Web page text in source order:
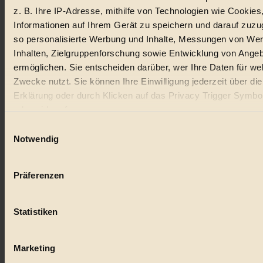
z. B. Ihre IP-Adresse, mithilfe von Technologien wie
Informationen auf Ihrem Gerät zu speichern und darauf
so personalisierte Werbung und Inhalte, Messungen von
Inhalten, Zielgruppenforschung sowie Entwicklung von
ermöglichen. Sie entscheiden darüber, wer Ihre Daten für
Zwecke nutzt. Sie können Ihre Einwilligung jederzeit über
Erklärung oder durch Klicken auf das Privacy Trigger
oder widerrufen
Wenn Sie es erlauben, würden wir auch gerne:
Ihr Gerät durch aktives Scannen nach bestimmten
Erfahren Sie mehr darüber, wie Ihre persönlichen Daten
Notwendig
Präferenzen
Statistiken
Marketing
Natur
kinderbuch
nachhaltig